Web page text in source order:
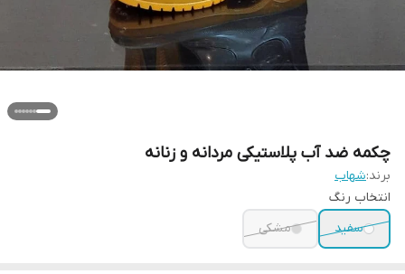
چکمه ضد آب پلاستیکی مردانه و زنانه
برند:شهاب
انتخاب رنگ
سفید
مشکی